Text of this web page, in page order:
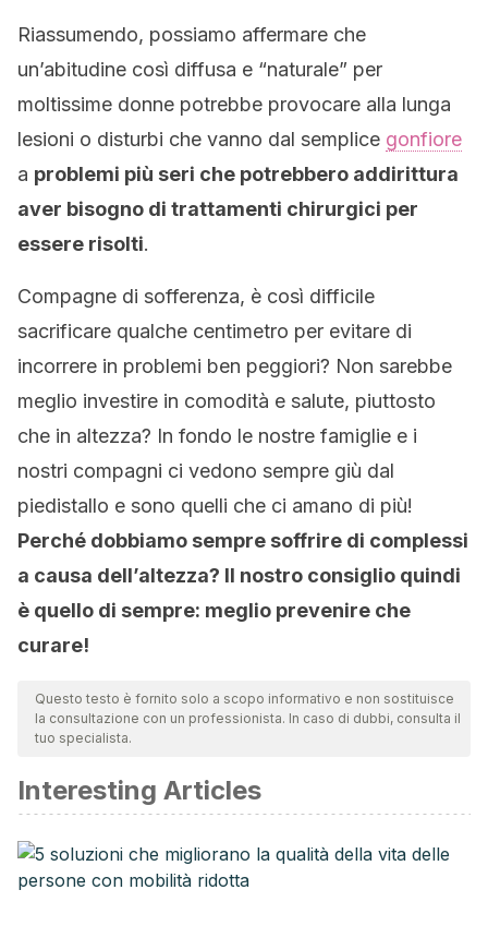
Riassumendo, possiamo affermare che
un’abitudine così diffusa e “naturale” per
moltissime donne potrebbe provocare alla lunga
lesioni o disturbi che vanno dal semplice gonfiore
a problemi più seri che potrebbero addirittura
aver bisogno di trattamenti chirurgici per
essere risolti.
Compagne di sofferenza, è così difficile
sacrificare qualche centimetro per evitare di
incorrere in problemi ben peggiori? Non sarebbe
meglio investire in comodità e salute, piuttosto
che in altezza? In fondo le nostre famiglie e i
nostri compagni ci vedono sempre giù dal
piedistallo e sono quelli che ci amano di più!
Perché dobbiamo sempre soffrire di complessi
a causa dell’altezza? Il nostro consiglio quindi
è quello di sempre: meglio prevenire che
curare!
Questo testo è fornito solo a scopo informativo e non sostituisce
la consultazione con un professionista. In caso di dubbi, consulta il
tuo specialista.
Interesting Articles